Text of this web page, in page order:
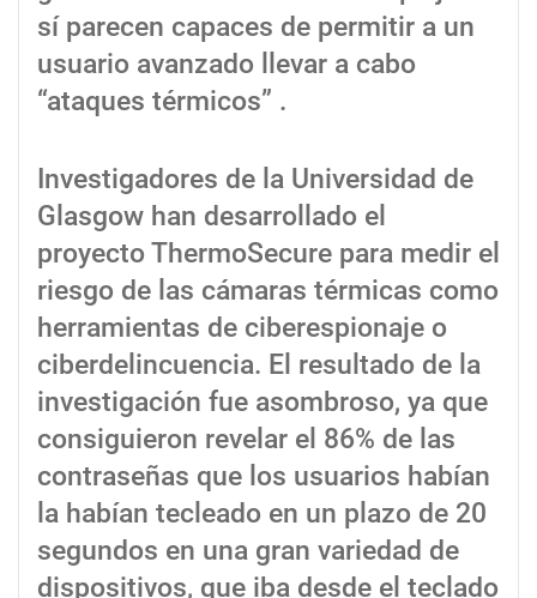
sí parecen capaces de permitir a un
usuario avanzado llevar a cabo
“ataques térmicos” .
Investigadores de la Universidad de
Glasgow han desarrollado el
proyecto ThermoSecure para medir el
riesgo de las cámaras térmicas como
herramientas de ciberespionaje o
ciberdelincuencia. El resultado de la
investigación fue asombroso, ya que
consiguieron revelar el 86% de las
contraseñas que los usuarios habían
la habían tecleado en un plazo de 20
segundos en una gran variedad de
dispositivos, que iba desde el teclado